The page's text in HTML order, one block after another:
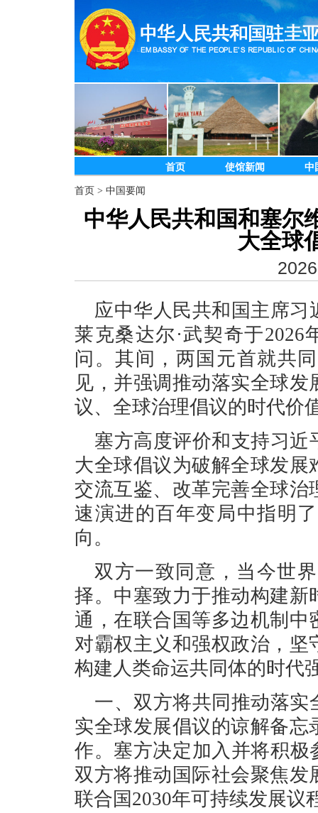
首页 使馆新闻 中
首页 > 中国要闻
中华人民共和国和塞尔
大全球
应中华人民共和国主席
莱克桑达尔·武契奇于2026
问。其间，两国元首就共
见，并强调推动落实全球
议、全球治理倡议的时代价
塞方高度评价和支持习
大全球倡议为破解全球发
交流互鉴、改革完善全球
速演进的百年变局中指明
向。
双方一致同意，当今世
择。中塞致力于推动构建
通，在联合国等多边机制
对霸权主义和强权政治，
构建人类命运共同体的时代
一、双方将共同推动落
实全球发展倡议的谅解备
作。塞方决定加入并将积极
双方将推动国际社会聚焦
联合国2030年可持续发展议